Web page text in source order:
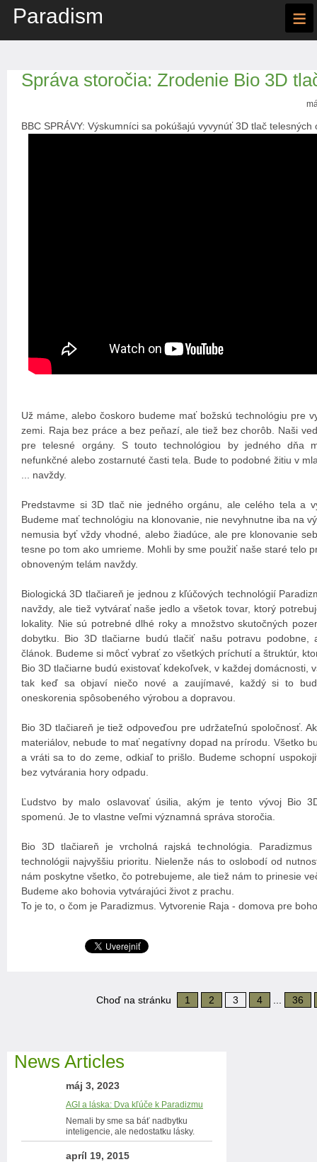
Paradism ≡
Správa storočia: Zrodenie Bio 3D
BBC SPRÁVY: Výskumníci sa pokúšajú vyvynúť 3D tlač telesných
Už máme, alebo čoskoro budeme mať božskú technológiu pre
zemi. Raja bez práce a bez peňazí, ale tiež bez chorôb. Naši
pre telesné orgány. S touto technológiou by jedného dňa
nefunkčné alebo zostarnuté časti tela. Bude to podobné žitiu v
... navždy.
Predstavme si 3D tlač nie jedného orgánu, ale celého tela a
Budeme mať technológiu na klonovanie, nie nevyhnutne iba na
nemusia byť vždy vhodné, alebo žiadúce, ale pre klonovanie
tesne po tom ako umrieme. Mohli by sme použiť naše staré telo
obnoveným telám navždy.
Biologická 3D tlačiareň je jednou z kľúčových technológií
navždy, ale tiež vytvárať naše jedlo a všetok tovar, ktorý
lokality. Nie sú potrebné dlhé roky a množstvo skutočných
dobytku. Bio 3D tlačiarne budú tlačiť našu potravu podobne,
článok. Budeme si môcť vybrať zo všetkých príchutí a štruktúr,
Bio 3D tlačiarne budú existovať kdekoľvek, v každej domácnosti,
tak keď sa objaví niečo nové a zaujímavé, každý si to
oneskorenia spôsobeného výrobou a dopravou.
Bio 3D tlačiareň je tiež odpoveďou pre udržateľnú spoločnosť.
materiálov, nebude to mať negatívny dopad na prírodu. Všetko
a vráti sa to do zeme, odkiaľ to prišlo. Budeme schopní
bez vytvárania hory odpadu.
Ľudstvo by malo oslavovať úsilia, akým je tento vývoj Bio
spomenú. Je to vlastne veľmi významná správa storočia.
Bio 3D tlačiareň je vrcholná rajská technológia.
technológii najvyššiu prioritu. Nielenže nás to oslobodí od
nám poskytne všetko, čo potrebujeme, ale tiež nám to prinesie
Budeme ako bohovia vytvárajúci život z prachu.
To je to, o čom je Paradizmus. Vytvorenie Raja - domova pre
Choď na stránku 1 2 3 4 36
News Articles
máj 3, 2023
AGI a láska: Dva kľúče k Paradizmu
Nemali by sme sa báť nadbytku
inteligencie, ale nedostatku lásky.
apríl 19, 2015